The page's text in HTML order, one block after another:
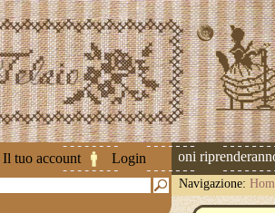
Il tuo account Login
Attenzione ! Le spedizioni riprenderanno
Navigazione: